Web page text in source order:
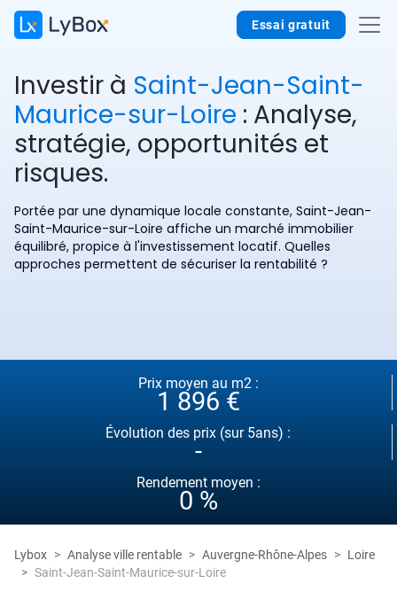
Essai gratuit
Investir à Saint-Jean-Saint-
Maurice-sur-Loire : Analyse,
stratégie, opportunités et
risques.
Portée par une dynamique locale constante, Saint-Jean-
Saint-Maurice-sur-Loire affiche un marché immobilier
équilibré, propice à l'investissement locatif. Quelles
approches permettent de sécuriser la rentabilité ?
Prix moyen au m2 :
1 896 €
Évolution des prix (sur 5ans) :
-
Rendement moyen :
0 %
Lybox Analyse ville rentable Auvergne-Rhône-Alpes
Loire
Saint-Jean-Saint-Maurice-sur-Loire